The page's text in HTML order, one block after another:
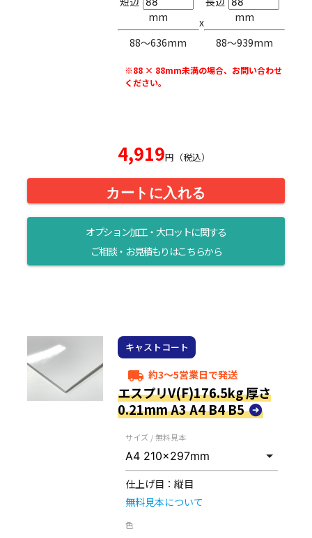
mm
88〜636mm
x
mm
88〜939mm
※88 × 88mm未満の場合、お問い合わせ
ください。
4,919円（税込）
カートに入れる
オプション加工・大ロットに関する
ご相談・お見積もりはこちらから
キャストコート
local_shipping 約3～5営業日で発送
エスプリV(F)176.5kg 厚さ
0.21mm A3 A4 B4 B5
サイズ / 無料見本
仕上げ目： 縦目
無料見本について
色